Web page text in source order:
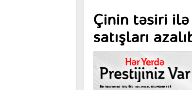
Çinin təsiri
satışları